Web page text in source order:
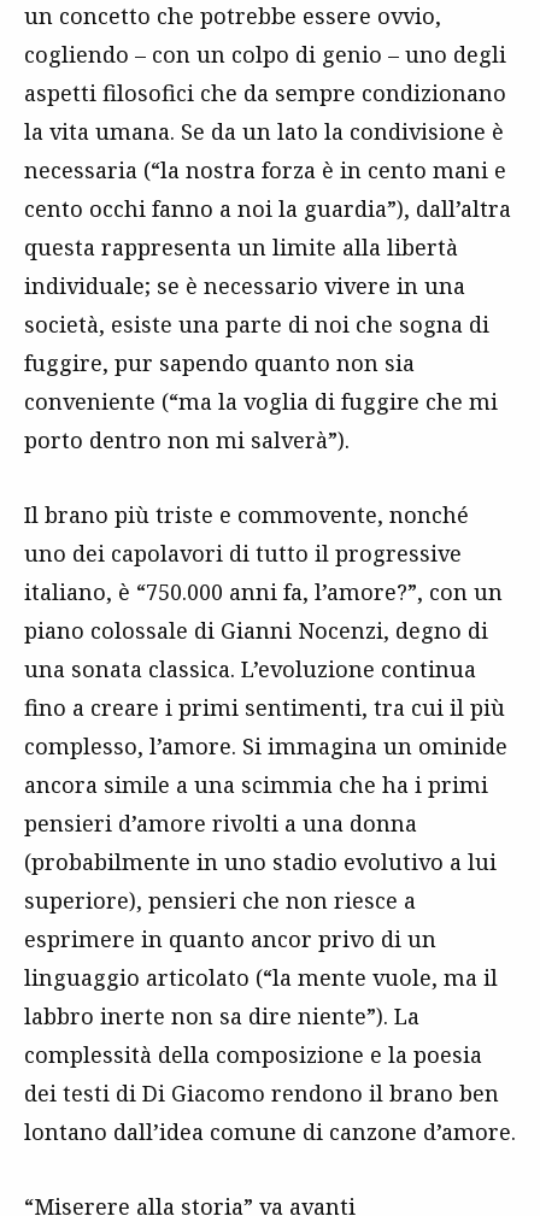
un concetto che potrebbe essere ovvio,
cogliendo – con un colpo di genio – uno degli
aspetti filosofici che da sempre condizionano
la vita umana. Se da un lato la condivisione è
necessaria (“la nostra forza è in cento mani e
cento occhi fanno a noi la guardia”), dall’altra
questa rappresenta un limite alla libertà
individuale; se è necessario vivere in una
società, esiste una parte di noi che sogna di
fuggire, pur sapendo quanto non sia
conveniente (“ma la voglia di fuggire che mi
porto dentro non mi salverà”).
Il brano più triste e commovente, nonché
uno dei capolavori di tutto il progressive
italiano, è “750.000 anni fa, l’amore?”, con un
piano colossale di Gianni Nocenzi, degno di
una sonata classica. L’evoluzione continua
fino a creare i primi sentimenti, tra cui il più
complesso, l’amore. Si immagina un ominide
ancora simile a una scimmia che ha i primi
pensieri d’amore rivolti a una donna
(probabilmente in uno stadio evolutivo a lui
superiore), pensieri che non riesce a
esprimere in quanto ancor privo di un
linguaggio articolato (“la mente vuole, ma il
labbro inerte non sa dire niente”). La
complessità della composizione e la poesia
dei testi di Di Giacomo rendono il brano ben
lontano dall’idea comune di canzone d’amore.
“Miserere alla storia” va avanti